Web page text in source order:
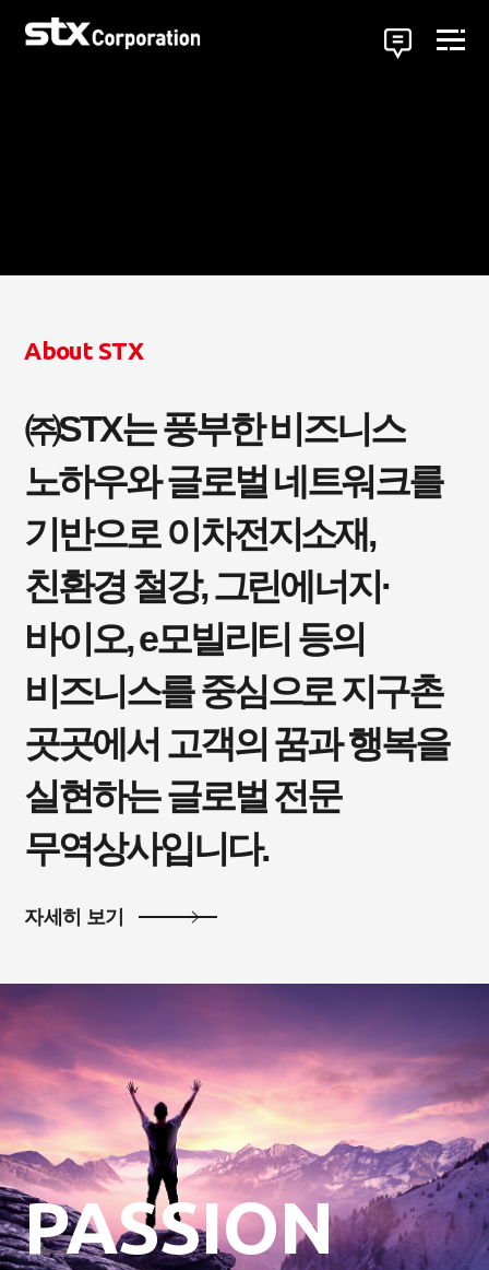
About STX
㈜STX는 풍부한 비즈니스
노하우와 글로벌 네트워크를
기반으로이차전지소재,
친환경 철강, 그린에너지·
바이오, e모빌리티 등의
비즈니스를 중심으로 지구촌
곳곳에서 고객의 꿈과 행복을
실현하는 글로벌 전문
무역상사입니다.
자세히 보기
PASSION